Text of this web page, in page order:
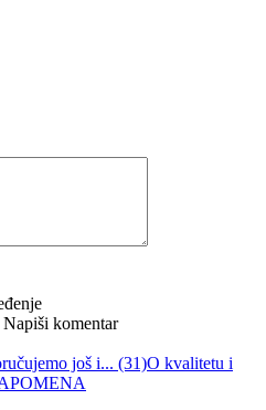
Napiši komentar
još i... (31)O kvalitetu i